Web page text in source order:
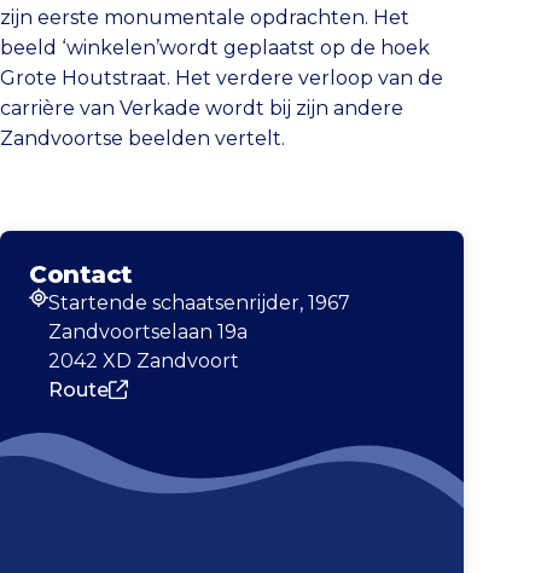
zijn eerste monumentale opdrachten. Het
beeld ‘winkelen’wordt geplaatst op de hoek
Grote Houtstraat. Het verdere verloop van de
carrière van Verkade wordt bij zijn andere
Zandvoortse beelden vertelt.
Contact
Adres
Startende schaatsenrijder, 1967
Zandvoortselaan 19a
2042 XD Zandvoort
Route